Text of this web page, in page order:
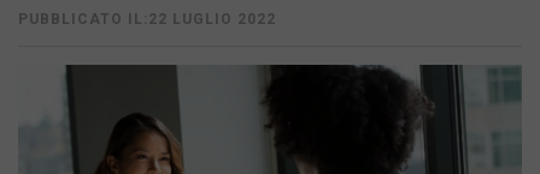
PUBBLICATO IL:22 LUGLIO 2022